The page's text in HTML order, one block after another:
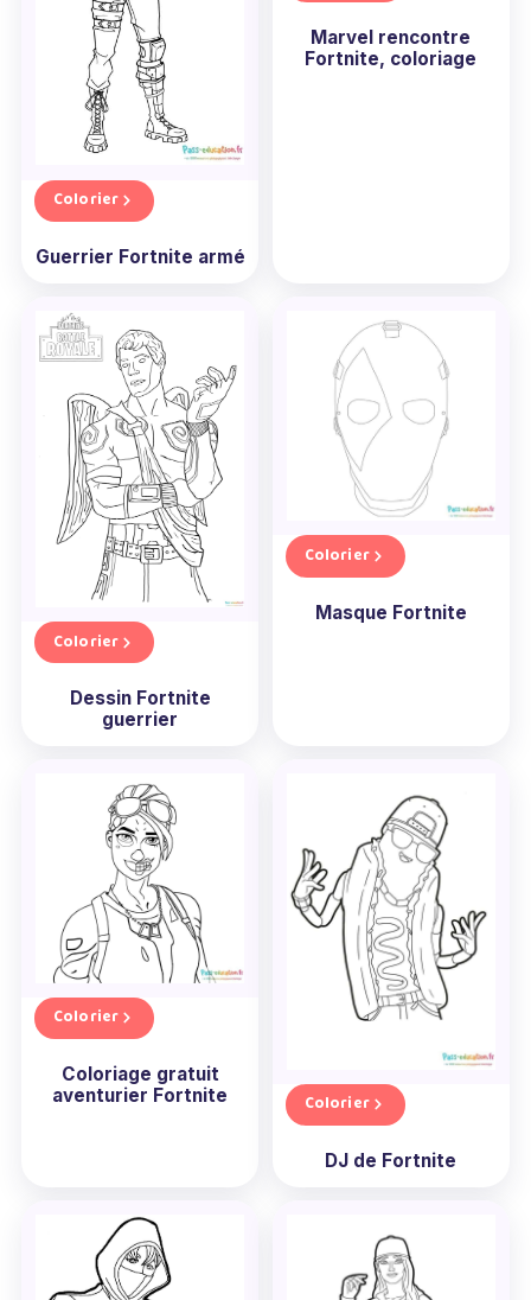
Colorier
Guerrier Fortnite armé
Marvel rencontre
Fortnite, coloriage
Colorier
Dessin Fortnite
guerrier
Colorier
Masque Fortnite
Colorier
Coloriage gratuit
aventurier Fortnite
Colorier
DJ de Fortnite